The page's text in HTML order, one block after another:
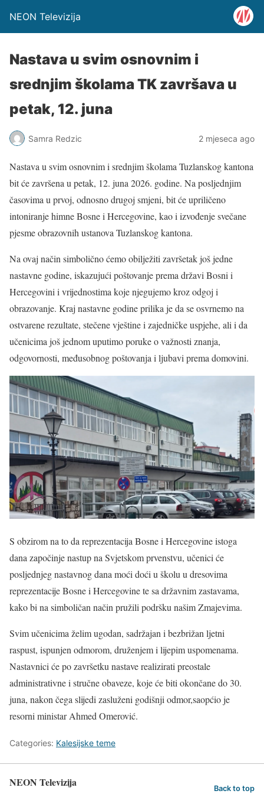
NEON Televizija
Nastava u svim osnovnim i
srednjim školama TK završava u
petak, 12. juna
Samra Redzic 2 mjeseca ago
Nastava u svim osnovnim i srednjim školama Tuzlanskog kantona
bit će završena u petak, 12. juna 2026. godine. Na posljednjim
časovima u prvoj, odnosno drugoj smjeni, bit će upriličeno
intoniranje himne Bosne i Hercegovine, kao i izvođenje svečane
pjesme obrazovnih ustanova Tuzlanskog kantona.
Na ovaj način simbolično ćemo obilježiti završetak još jedne
nastavne godine, iskazujući poštovanje prema državi Bosni i
Hercegovini i vrijednostima koje njegujemo kroz odgoj i
obrazovanje. Kraj nastavne godine prilika je da se osvrnemo na
ostvarene rezultate, stečene vještine i zajedničke uspjehe, ali i da
učenicima još jednom uputimo poruke o važnosti znanja,
odgovornosti, međusobnog poštovanja i ljubavi prema domovini.
S obzirom na to da reprezentacija Bosne i Hercegovine istoga
dana započinje nastup na Svjetskom prvenstvu, učenici će
posljednjeg nastavnog dana moći doći u školu u dresovima
reprezentacije Bosne i Hercegovine te sa državnim zastavama,
kako bi na simboličan način pružili podršku našim Zmajevima.
Svim učenicima želim ugodan, sadržajan i bezbrižan ljetni
raspust, ispunjen odmorom, druženjem i lijepim uspomenama.
Nastavnici će po završetku nastave realizirati preostale
administrativne i stručne obaveze, koje će biti okončane do 30.
juna, nakon čega slijedi zasluženi godišnji odmor,saopćio je
resorni ministar Ahmed Omerović.
Categories: Kalesijske teme
NEON Televizija Back to top